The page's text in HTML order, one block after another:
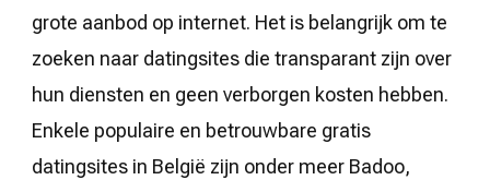
grote aanbod op internet. Het is belangrijk om te
zoeken naar datingsites die transparant zijn over
hun diensten en geen verborgen kosten hebben.
Enkele populaire en betrouwbare gratis
datingsites in België zijn onder meer Badoo,